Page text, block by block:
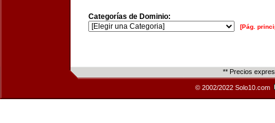
Categorías de Dominio:
[Pág.
** Precios
© 2002/2022 Solo10.com